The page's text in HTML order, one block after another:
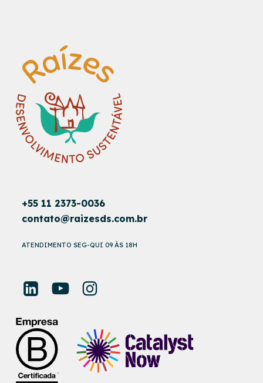
+55 11 2373-0036
contato@raizesds.com.br
ATENDIMENTO SEG-QUI 09 ÀS 18H